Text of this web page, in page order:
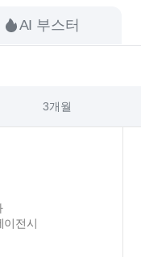
AI 부스터
3개월
이전시